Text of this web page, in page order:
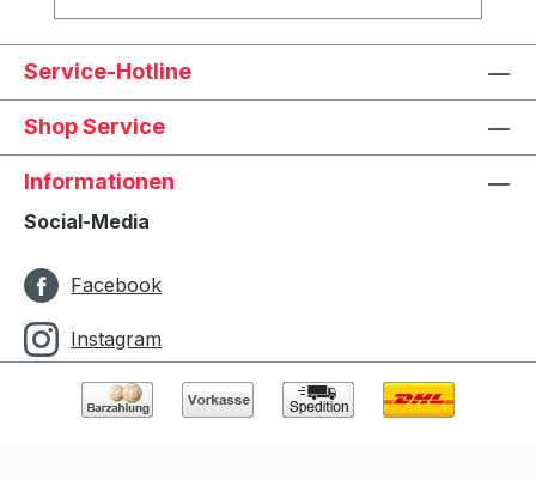
Service-Hotline
Shop Service
Informationen
Social-Media
Facebook
Instagram